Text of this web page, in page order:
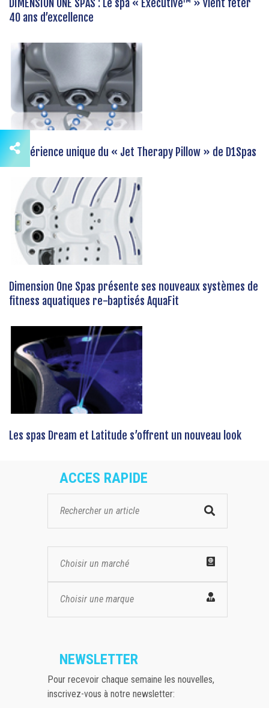
DIMENSION ONE SPAS : Le spa « Executive™ » vient fêter
40 ans d’excellence
L’expérience unique du « Jet Therapy Pillow » de D1Spas
Dimension One Spas présente ses nouveaux systèmes de
fitness aquatiques re-baptisés AquaFit
Les spas Dream et Latitude s’offrent un nouveau look
ACCES RAPIDE
Choisir un marché
Choisir une marque
NEWSLETTER
Pour recevoir chaque semaine les nouvelles,
inscrivez-vous à notre newsletter: